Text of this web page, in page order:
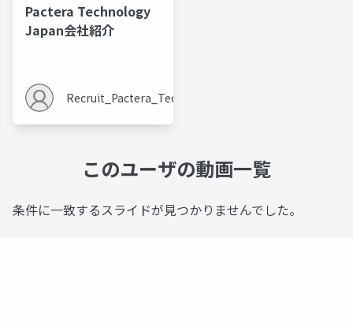
Pactera Technology
Japan会社紹介
Recruit_Pactera_Techonology_Japan
このユーザの動画一覧
条件に一致するスライドが見つかりませんでした。